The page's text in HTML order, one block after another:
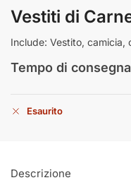
Vestiti di
Include: Vestito, camicia,
Tempo di
Esaurito
Descrizione